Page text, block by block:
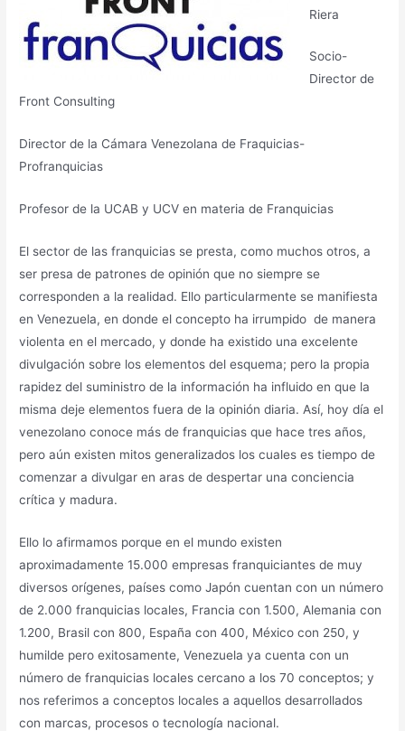
Riera
Socio-
Director de
Front Consulting
Director de la Cámara Venezolana de Fraquicias-
Profranquicias
Profesor de la UCAB y UCV en materia de Franquicias
El sector de las franquicias se presta, como muchos otros, a
ser presa de patrones de opinión que no siempre se
corresponden a la realidad. Ello particularmente se manifiesta
en Venezuela, en donde el concepto ha irrumpido de manera
violenta en el mercado, y donde ha existido una excelente
divulgación sobre los elementos del esquema; pero la propia
rapidez del suministro de la información ha influido en que la
misma deje elementos fuera de la opinión diaria. Así, hoy día el
venezolano conoce más de franquicias que hace tres años,
pero aún existen mitos generalizados los cuales es tiempo de
comenzar a divulgar en aras de despertar una conciencia
crítica y madura.
Ello lo afirmamos porque en el mundo existen
aproximadamente 15.000 empresas franquiciantes de muy
diversos orígenes, países como Japón cuentan con un número
de 2.000 franquicias locales, Francia con 1.500, Alemania con
1.200, Brasil con 800, España con 400, México con 250, y
humilde pero exitosamente, Venezuela ya cuenta con un
número de franquicias locales cercano a los 70 conceptos; y
nos referimos a conceptos locales a aquellos desarrollados
con marcas, procesos o tecnología nacional.